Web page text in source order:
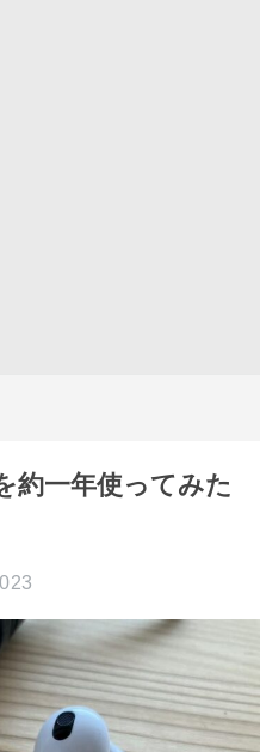
約一年使ってみた